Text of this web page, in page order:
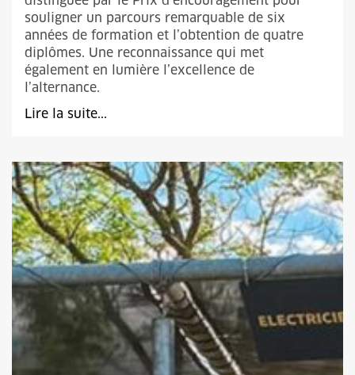
souligner un parcours remarquable de six
années de formation et l’obtention de quatre
diplômes. Une reconnaissance qui met
également en lumière l’excellence de
l’alternance.
Lire la suite...